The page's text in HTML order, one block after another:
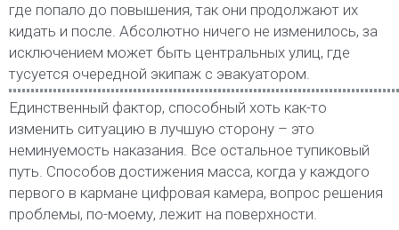
где попало до повышения, так они продолжают их
кидать и после. Абсолютно ничего не изменилось, за
исключением может быть центральных улиц, где
тусуется очередной экипаж с эвакуатором.
Единственный фактор, способный хоть как-то
изменить ситуацию в лучшую сторону – это
неминуемость наказания. Все остальное тупиковый
путь. Способов достижения масса, когда у каждого
первого в кармане цифровая камера, вопрос решения
проблемы, по-моему, лежит на поверхности.